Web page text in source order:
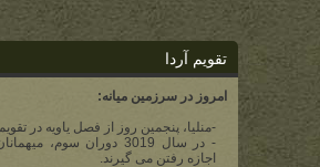
تقویم آردا
امروز در سرزمین میانه:
-منلیا، پنجمین روز از فصل یاویه در
- در سال 3019 دوران سوم،
اجازه رفتن می گیرند.